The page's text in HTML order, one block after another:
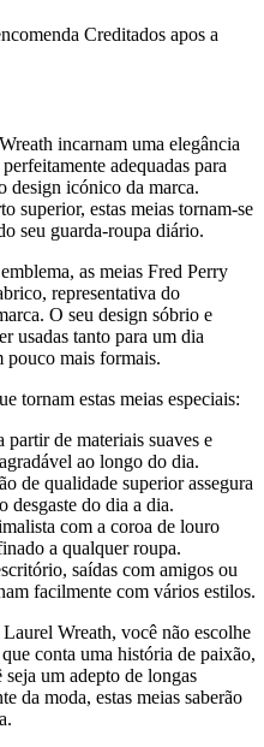
Creditados apos a
incarnam uma elegância
adequadas para
design icónico da marca.
superior, estas meias tornam-se
seu guarda-roupa diário.
as meias Fred Perry
representativa do
O seu design sóbrio e
usadas tanto para um dia
pouco mais formais.
tornam estas meias especiais:
partir de materiais suaves e
ao longo do dia.
de qualidade superior assegura
desgaste do dia a dia.
com a coroa de louro
a qualquer roupa.
saídas com amigos ou
facilmente com vários estilos.
Wreath, você não escolhe
conta uma história de paixão,
um adepto de longas
da moda, estas meias saberão